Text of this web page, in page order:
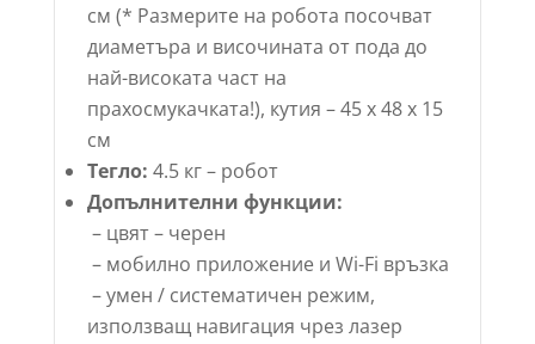
см (* Размерите на робота посочват
диаметъра и височината от пода до
най-високата част на
прахосмукачката!), кутия – 45 х 48 х 15
см
Тегло: 4.5 кг – робот
Допълнителни функции:
– цвят – черен
– мобилно приложение и Wi-Fi връзка
– умен / систематичен режим,
използващ навигация чрез лазер